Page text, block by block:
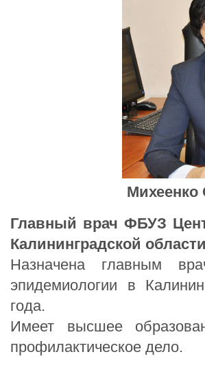
Михеенко
Главный врач ФБУЗ
Калининградской области
Назначена главным
эпидемиологии в
года.
Имеет высшее
профилактическое дело.